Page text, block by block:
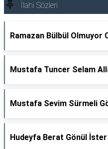
İlahi Sözleri
Ramazan Bülbül Olmuyor
Mustafa Tuncer Selam
Mustafa Sevim Sürmeli
Hudeyfa Berat Gönül